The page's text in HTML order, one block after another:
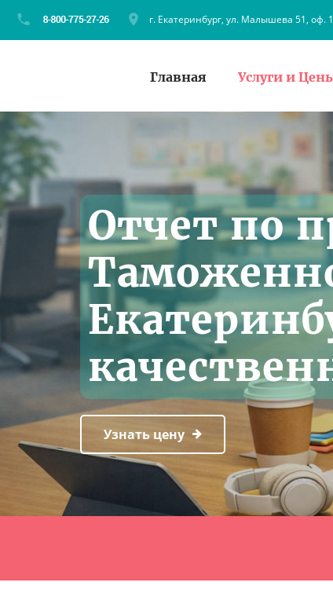
г. Екатеринбург, ул. Малышева 51, оф.
Главная Услуги и
Отчет по
Узнать цену